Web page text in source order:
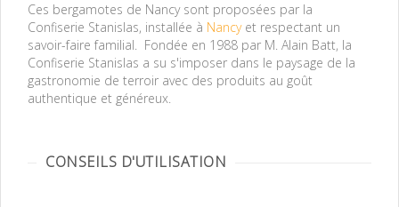
Ces bergamotes de Nancy sont proposées par la
Confiserie Stanislas, installée à Nancyet respectant un
savoir-faire familial. Fondée en 1988 par M. Alain Batt, la
Confiserie Stanislas a su s'imposer dans le paysage de la
gastronomie de terroir avec des produits au goût
authentique et généreux.
CONSEILS D'UTILISATION